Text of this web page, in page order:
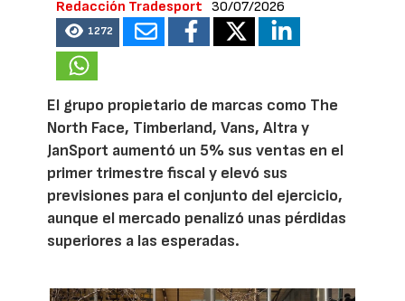
Redacción Tradesport 30/07/2026
1272
El grupo propietario de marcas como The
North Face, Timberland, Vans, Altra y
JanSport aumentó un 5% sus ventas en el
primer trimestre fiscal y elevó sus
previsiones para el conjunto del ejercicio,
aunque el mercado penalizó unas pérdidas
superiores a las esperadas.